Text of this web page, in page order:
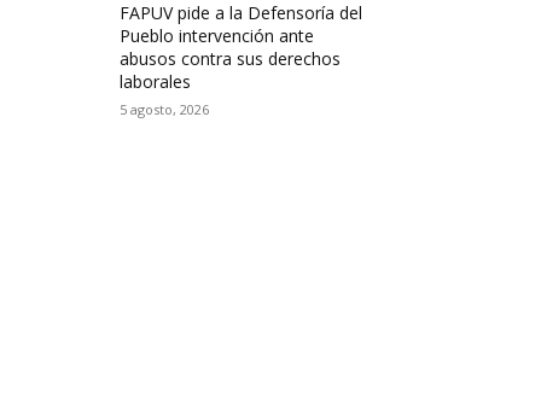
FAPUV pide a la Defensoría del
Pueblo intervención ante
abusos contra sus derechos
laborales
5 agosto, 2026